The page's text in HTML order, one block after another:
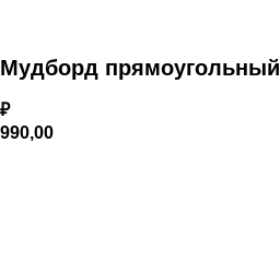
Мудборд прямоугольный
₽
990,00